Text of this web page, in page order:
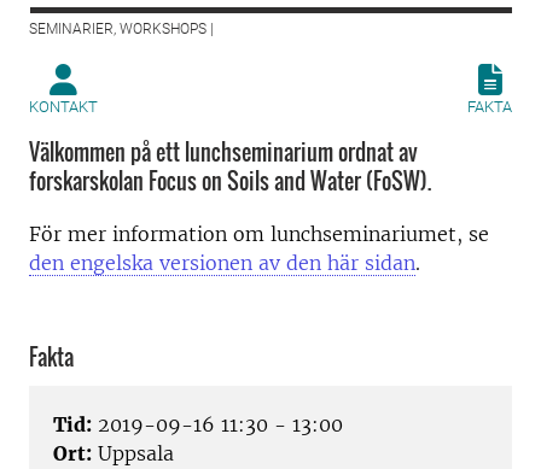
SEMINARIER, WORKSHOPS |
KONTAKT FAKTA
Välkommen på ett lunchseminarium ordnat av
forskarskolan Focus on Soils and Water (FoSW).
För mer information om lunchseminariumet, se
den engelska versionen av den här sidan.
Fakta
Tid: 2019-09-16 11:30 - 13:00
Ort: Uppsala